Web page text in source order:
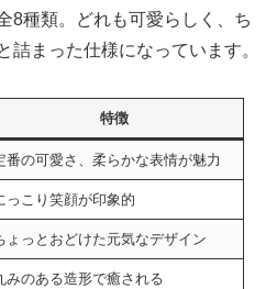
8種類。どれも可愛らしく、ち
詰まった仕様になっています。
特徴
番の可愛さ、柔らかな表情が魅力
っこり笑顔が印象的
ょっとおどけた元気なデザイン
みのある造形で癒される